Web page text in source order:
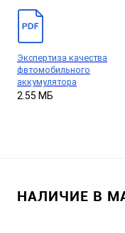
Экспертиза качества
фвтомобильного
аккумулятора
2.55 МБ
НАЛИЧИЕ В